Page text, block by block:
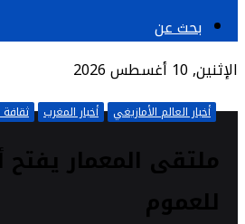
بحث عن
الإثنين, 10 أغسطس 2026
أخبار العالم الأمازيغي أخبار المغرب
ملتقى المعمار يفتح
للعموم